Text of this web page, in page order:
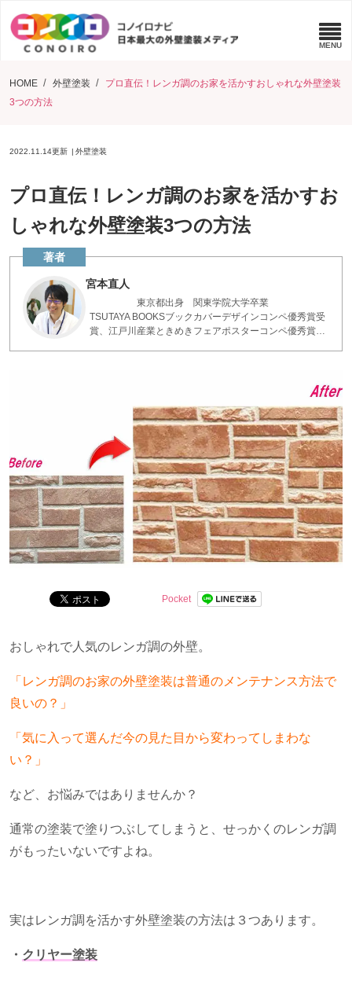
HOME 外壁塗装
プロ直伝！レンガ調のお家を活かすおしゃれな外壁塗装
3つの方法
2022.11.14更新 外壁塗装
プロ直伝！レンガ調のお家を活かすお
しゃれな外壁塗装3つの方法
宮本直人
東京都出身 関東学院大学卒業
TSUTAYA BOOKSブックカバーデザインコンペ優秀賞受
賞、江戸川産業ときめきフェアポスターコンペ優秀賞受
Pocket
おしゃれで人気のレンガ調の外壁。
「レンガ調のお家の外壁塗装は普通のメンテナンス方法で
良いの？」
「気に入って選んだ今の見た目から変わってしまわな
い？」
など、お悩みではありませんか？
通常の塗装で塗りつぶしてしまうと、せっかくのレンガ調
がもったいないですよね。
実はレンガ調を活かす外壁塗装の方法は３つあります。
・ クリヤー塗装